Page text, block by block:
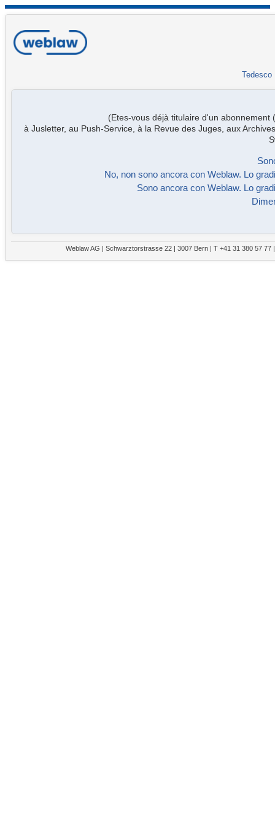
Tedesco
(Etes-vous déjà titulaire d'un abonnement
à Jusletter, au Push-Service, à la Revue des Juges, aux
No, non sono ancora con Weblaw. Lo
Sono ancora con Weblaw. Lo
Weblaw AG | Schwarztorstrasse 22 | 3007 Bern | T +41 31 380 57 77